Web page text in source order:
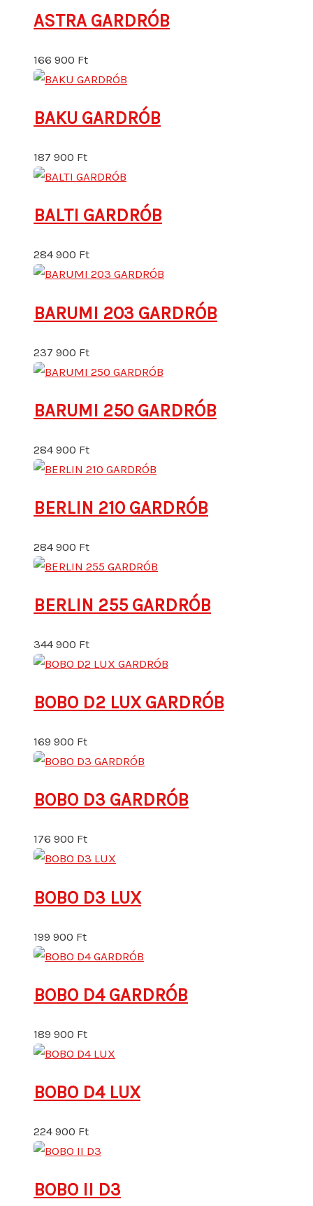
ASTRA GARDRÓB
166 900 Ft
BAKU GARDRÓB
187 900 Ft
BALTI GARDRÓB
284 900 Ft
BARUMI 203 GARDRÓB
237 900 Ft
BARUMI 250 GARDRÓB
284 900 Ft
BERLIN 210 GARDRÓB
284 900 Ft
BERLIN 255 GARDRÓB
344 900 Ft
BOBO D2 LUX GARDRÓB
169 900 Ft
BOBO D3 GARDRÓB
176 900 Ft
BOBO D3 LUX
199 900 Ft
BOBO D4 GARDRÓB
189 900 Ft
BOBO D4 LUX
224 900 Ft
BOBO II D3